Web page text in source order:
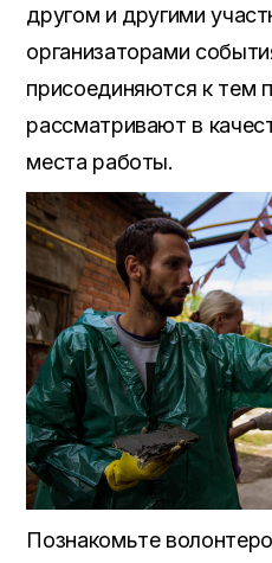
другом и другими
организаторами
присоединяются к тем
рассматривают в
места работы.
Познакомьте